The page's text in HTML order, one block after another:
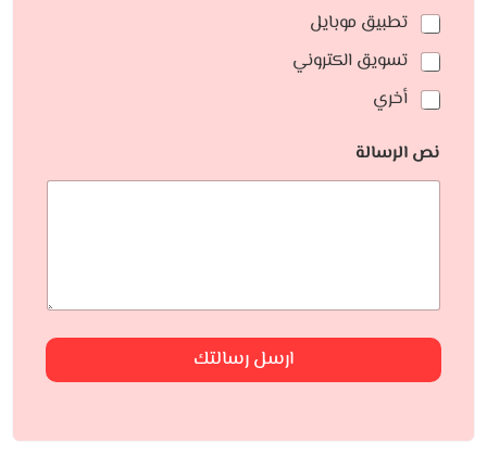
تطبيق موبايل
تسويق الكتروني
أخري
نص الرسالة
ارسل رسالتك